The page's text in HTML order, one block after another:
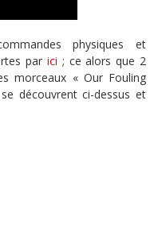
physiques et
par ici ; ce alors que 2
morceaux « Our Fouling
découvrent ci-dessus et